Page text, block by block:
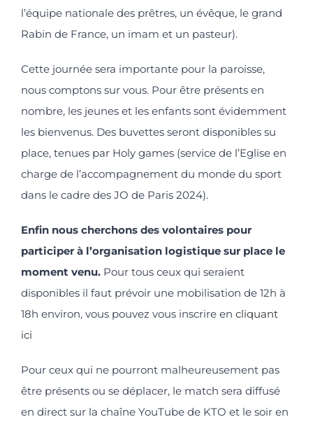
l’équipe nationale des prêtres, un évêque, le grand
Rabin de France, un imam et un pasteur).
Cette journée sera importante pour la paroisse,
nous comptons sur vous. Pour être présents en
nombre, les jeunes et les enfants sont évidemment
les bienvenus. Des buvettes seront disponibles su
place, tenues par Holy games (service de l’Eglise en
charge de l’accompagnement du monde du sport
dans le cadre des JO de Paris 2024).
Enfin nous cherchons des volontaires pour
participer à l’organisation logistique sur place le
moment venu. Pour tous ceux qui seraient
disponibles il faut prévoir une mobilisation de 12h à
18h environ, vous pouvez vous inscrire en cliquant
ici
Pour ceux qui ne pourront malheureusement pas
être présents ou se déplacer, le match sera diffusé
en direct sur la chaîne YouTube de KTO et le soir en